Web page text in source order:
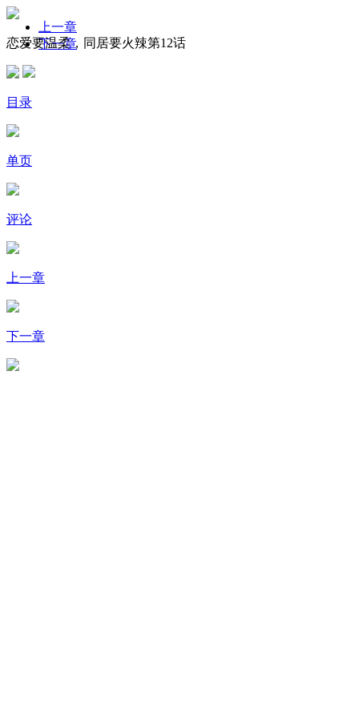
恋爱要温柔，同居要火辣第12话
上一章
下一章
目录
单页
评论
上一章
下一章